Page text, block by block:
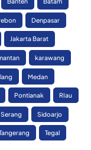
Denpasar
Jakarta Barat
karawang
Medan
Pontianak RIau
Serang Sidoarjo
Tegal